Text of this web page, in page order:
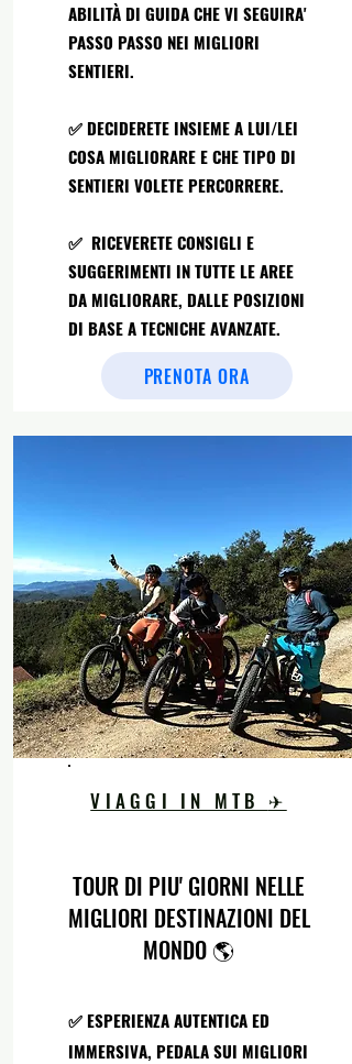
ABILITÀ DI GUIDA CHE VI SEGUIRA'
PASSO PASSO NEI MIGLIORI
SENTIERI.
✅ DECIDERETE INSIEME A LUI/LEI
COSA MIGLIORARE E CHE TIPO DI
SENTIERI VOLETE PERCORRERE.
✅ RICEVERETE CONSIGLI E
SUGGERIMENTI IN TUTTE LE AREE
DA MIGLIORARE, DALLE POSIZIONI
DI BASE A TECNICHE AVANZATE.
PRENOTA ORA
VIAGGI IN MTB ✈︎
TOUR DI PIU' GIORNI NELLE
MIGLIORI DESTINAZIONI DEL
MONDO 🌎
✅ ESPERIENZA AUTENTICA ED
IMMERSIVA, PEDALA SUI MIGLIORI